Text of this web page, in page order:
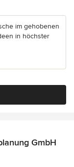
im gehobenen
in höchster
GmbH